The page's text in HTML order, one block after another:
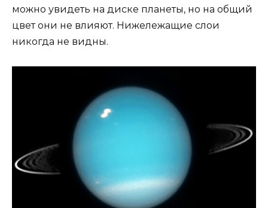
можно увидеть на диске планеты, но на общий
цвет они не влияют. Нижележащие слои
никогда не видны.